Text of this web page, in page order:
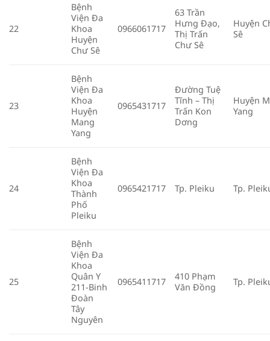
22
Bệnh
Viện Đa
Khoa
Huyện
Chư Sê
0966061717
63 Trần
Hưng Đạo,
Thị Trấn
Chư Sê
Huyện
Sê
23
Bệnh
Viện Đa
Khoa
Huyện
Mang
Yang
0965431717
Đường Tuệ
Tĩnh – Thị
Trấn Kon
Dơng
Huyện
Yang
24
Bệnh
Viện Đa
Khoa
Thành
Phố
Pleiku
0965421717 Tp. Pleiku Tp.
25
Bệnh
Viện Đa
Khoa
Quân Y
211-Binh
Đoàn
Tây
Nguyên
0965411717
410 Phạm
Văn Đồng
Tp.